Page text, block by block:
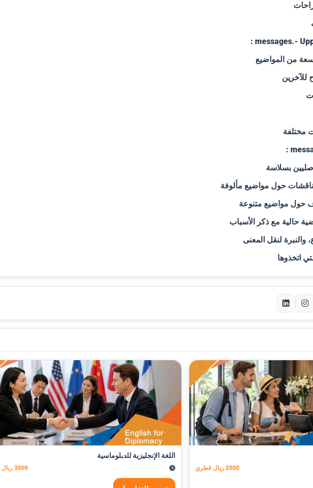
messages.-
من المواضيع
مختلفة
بسلاسة
حول مواضيع مألوفة
حول مواضيع متنوعة
حالية مع ذكر الأسباب
والنبرة لنقل المعنى
اتخذوها
2000 ريال قطري
اللغة الإنجليزية للدبلوماسية
3000 ريال قطري